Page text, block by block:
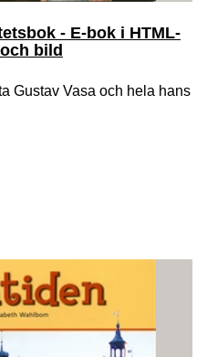
- E-bok i HTML-
bild
Gustav Vasa och hela hans